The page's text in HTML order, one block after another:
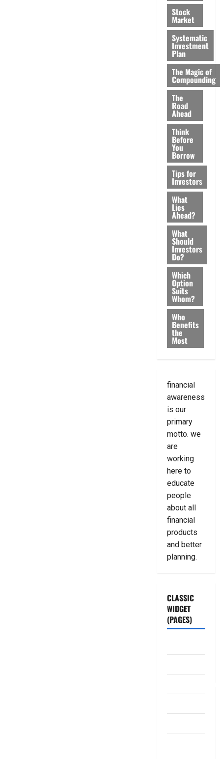
Stock
Market
Systematic
Investment
Plan
The Magic of
Compounding
The
Road
Ahead
Think
Before
You
Borrow
Tips for
Investors
What
Lies
Ahead?
What
Should
Investors
Do?
Which
Option
Suits
Whom?
Who
Benefits
the
Most
financial
awareness
is our
primary
motto. we
are
working
here to
educate
people
about all
financial
products
and better
planning.
CLASSIC
WIDGET
(PAGES)